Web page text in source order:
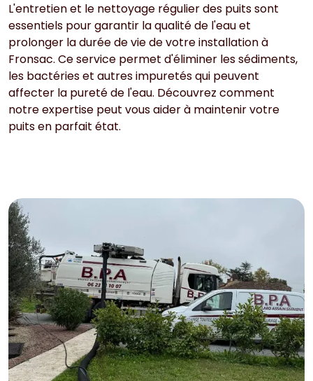
L'entretien et le nettoyage régulier des puits sont
essentiels pour garantir la qualité de l'eau et
prolonger la durée de vie de votre installation à
Fronsac. Ce service permet d'éliminer les sédiments,
les bactéries et autres impuretés qui peuvent
affecter la pureté de l'eau. Découvrez comment
notre expertise peut vous aider à maintenir votre
puits en parfait état.